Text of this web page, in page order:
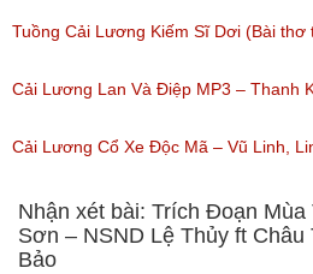
Cẩm Tiên, Hồng Yến
(Lượt nghe: 1,213)
Tuồng Cải Lương Kiếm Sĩ Dơi (Bài thơ
Phụng, Minh Châu
(Lượt nghe: 517)
Cải Lương Lan Và Điệp MP3 – Thanh
nghe: 4,352)
Cải Lương Cổ Xe Độc Mã – Vũ Linh,
nhất
(Lượt nghe: 1,347)
Nhận xét bài: Trích Đoạn Mùa
Sơn – NSND Lệ Thủy ft Châu
Bảo